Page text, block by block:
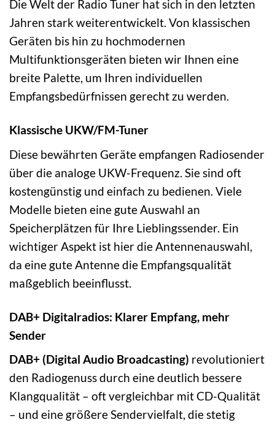
Die Welt der Radio Tuner hat sich in den letzten
Jahren stark weiterentwickelt. Von klassischen
Geräten bis hin zu hochmodernen
Multifunktionsgeräten bieten wir Ihnen eine
breite Palette, um Ihren individuellen
Empfangsbedürfnissen gerecht zu werden.
Klassische UKW/FM-Tuner
Diese bewährten Geräte empfangen Radiosender
über die analoge UKW-Frequenz. Sie sind oft
kostengünstig und einfach zu bedienen. Viele
Modelle bieten eine gute Auswahl an
Speicherplätzen für Ihre Lieblingssender. Ein
wichtiger Aspekt ist hier die Antennenauswahl,
da eine gute Antenne die Empfangsqualität
maßgeblich beeinflusst.
DAB+ Digitalradios: Klarer Empfang, mehr
Sender
DAB+ (Digital Audio Broadcasting) revolutioniert
den Radiogenuss durch eine deutlich bessere
Klangqualität – oft vergleichbar mit CD-Qualität
– und eine größere Sendervielfalt, die stetig